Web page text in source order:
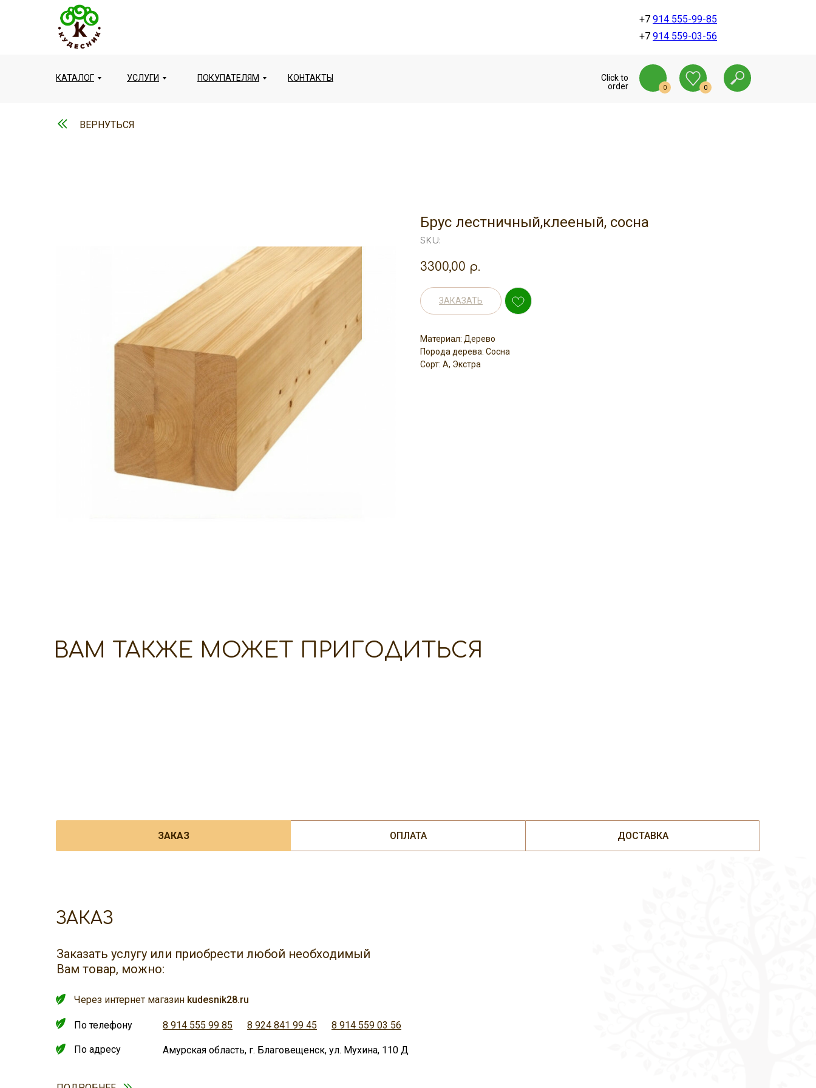
+7 914 559-03-56
+7 914 555-99-85
КОНТАКТЫ
КАТАЛОГ ПОКУПАТЕЛЯМ
УСЛУГИ
0 0
Click to
order
ВЕРНУТЬСЯ
Брус лестничный,клееный, сосна
SKU:
3300,00 р.
ЗАКАЗАТЬ
Материал: Дерево
Порода дерева: Сосна
Сорт: А, Экстра
ВАМ ТАКЖЕ МОЖЕТ ПРИГОДИТЬСЯ
ЗАКАЗ ОПЛАТА ДОСТАВКА
ЗАКАЗ
Амурская область, г. Благовещенск, ул. Мухина, 110 Д
8 914 555 99 85 8 924 841 99 45
По телефону
По адресу
8 914 559 03 56
Через интернет магазин kudesnik28.ru
Заказать услугу или приобрести любой необходимый
Вам товар, можно: